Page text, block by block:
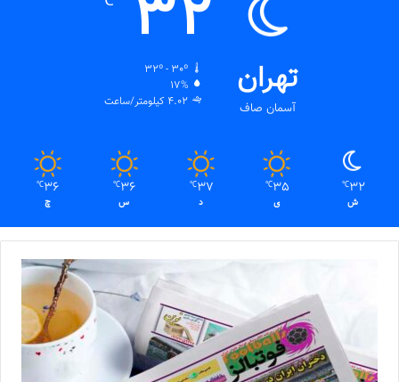
تهران
آسمان صاف
32º - 30º
17%
4.02 کیلومتر/ساعت
32
℃
ش
35
℃
ی
37
℃
د
36
℃
س
36
℃
چ